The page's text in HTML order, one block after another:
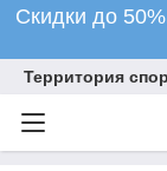
Скидки до
Территория